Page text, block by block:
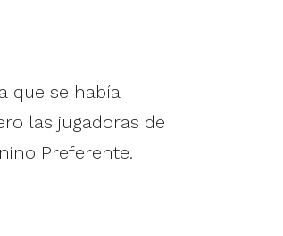
que se había
las jugadoras de
Preferente.